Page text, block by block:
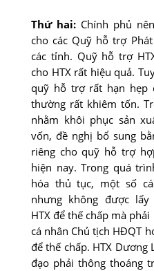
Thứ hai: Chính phủ
cho các Quỹ hỗ trợ
các tỉnh. Quỹ hỗ trợ
cho HTX rất hiệu quả.
quỹ hỗ trợ rất hạn hẹp
thường rất khiêm tốn.
nhằm khôi phục sản
vốn, đề nghị bổ sung
riêng cho quỹ hỗ trợ
hiện nay. Trong quá
hóa thủ tục, một số
nhưng không được
HTX để thế chấp mà
cá nhân Chủ tịch HĐQT
để thế chấp. HTX Dương
đạo phải thông thoáng